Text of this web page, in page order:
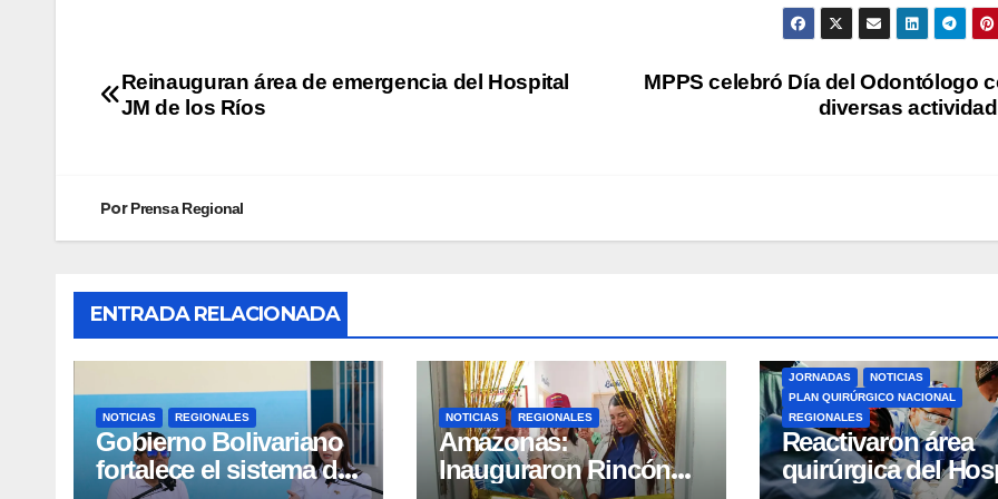
MPPS celebró Día del Odontólogo
diversas
Reinauguran área de emergencia del Hospital
JM de los Ríos
PorPrensa Regional
ENTRADA RELACIONADA
NOTICIAS REGIONALES
Gobierno Bolivariano
fortalece el sistema de
NOTICIAS REGIONALES
​Amazonas:
Inauguraron Rincón
JORNADAS
NOTICIAS
PLAN QUIRÚRGICO NACIONAL
REGIONALES
Reactivaron área
quirúrgica del